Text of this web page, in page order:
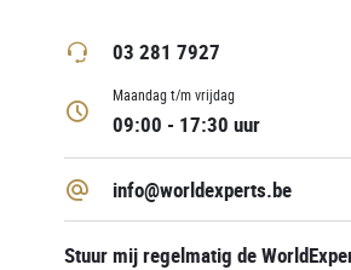
03 281 7927
Maandag t/m vrijdag
09:00 - 17:30 uur
info@worldexperts.be
Stuur mij regelmatig de